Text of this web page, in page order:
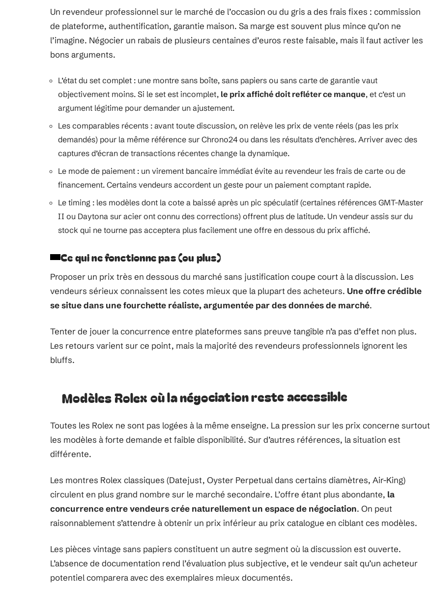
Un revendeur professionnel sur le marché de l’occasion ou du gris a des frais fixes : commission
de plateforme, authentification, garantie maison. Sa marge est souvent plus mince qu’on ne
l’imagine. Négocier un rabais de plusieurs centaines d’euros reste faisable, mais il faut activer les
bons arguments.
L’état du set complet : une montre sans boîte, sans papiers ou sans carte de garantie vaut
objectivement moins. Si le set est incomplet, le prix affiché doit refléter ce manque, et c’est un
argument légitime pour demander un ajustement.
Les comparables récents : avant toute discussion, on relève les prix de vente réels (pas les prix
demandés) pour la même référence sur Chrono24 ou dans les résultats d’enchères. Arriver avec des
captures d’écran de transactions récentes change la dynamique.
Le mode de paiement : un virement bancaire immédiat évite au revendeur les frais de carte ou de
financement. Certains vendeurs accordent un geste pour un paiement comptant rapide.
Le timing : les modèles dont la cote a baissé après un pic spéculatif (certaines références GMT-Master
II ou Daytona sur acier ont connu des corrections) offrent plus de latitude. Un vendeur assis sur du
stock qui ne tourne pas acceptera plus facilement une offre en dessous du prix affiché.
Ce qui ne fonctionne pas (ou plus)
Proposer un prix très en dessous du marché sans justification coupe court à la discussion. Les
vendeurs sérieux connaissent les cotes mieux que la plupart des acheteurs. Une offre crédible
se situe dans une fourchette réaliste, argumentée par des données de marché.
Tenter de jouer la concurrence entre plateformes sans preuve tangible n’a pas d’effet non plus.
Les retours varient sur ce point, mais la majorité des revendeurs professionnels ignorent les
bluffs.
Modèles Rolex où la négociation reste accessible
Toutes les Rolex ne sont pas logées à la même enseigne. La pression sur les prix concerne surtout
les modèles à forte demande et faible disponibilité. Sur d’autres références, la situation est
différente.
Les montres Rolex classiques (Datejust, Oyster Perpetual dans certains diamètres, Air-King)
circulent en plus grand nombre sur le marché secondaire. L’offre étant plus abondante, la
concurrence entre vendeurs crée naturellement un espace de négociation. On peut
raisonnablement s’attendre à obtenir un prix inférieur au prix catalogue en ciblant ces modèles.
Les pièces vintage sans papiers constituent un autre segment où la discussion est ouverte.
L’absence de documentation rend l’évaluation plus subjective, et le vendeur sait qu’un acheteur
potentiel comparera avec des exemplaires mieux documentés.